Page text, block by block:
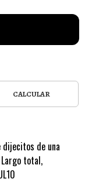
CALCULAR
dijecitos de una
total,